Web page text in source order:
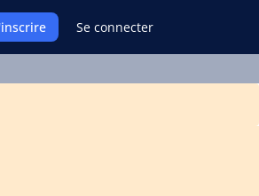
Se connecter